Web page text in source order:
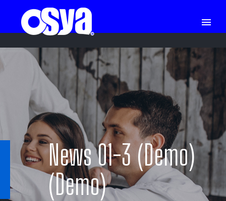
News 01-3 (Demo)
(Demo)